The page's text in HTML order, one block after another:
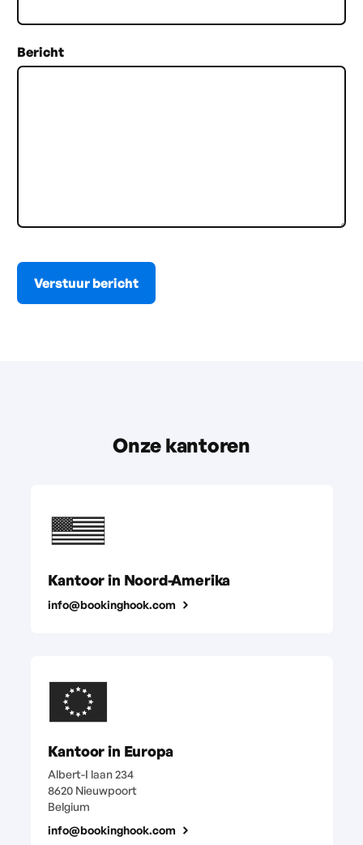
Bericht
Onze kantoren
Kantoor in Noord-Amerika
info@bookinghook.com
Kantoor in Europa
Albert-I laan 234
8620 Nieuwpoort
Belgium
info@bookinghook.com